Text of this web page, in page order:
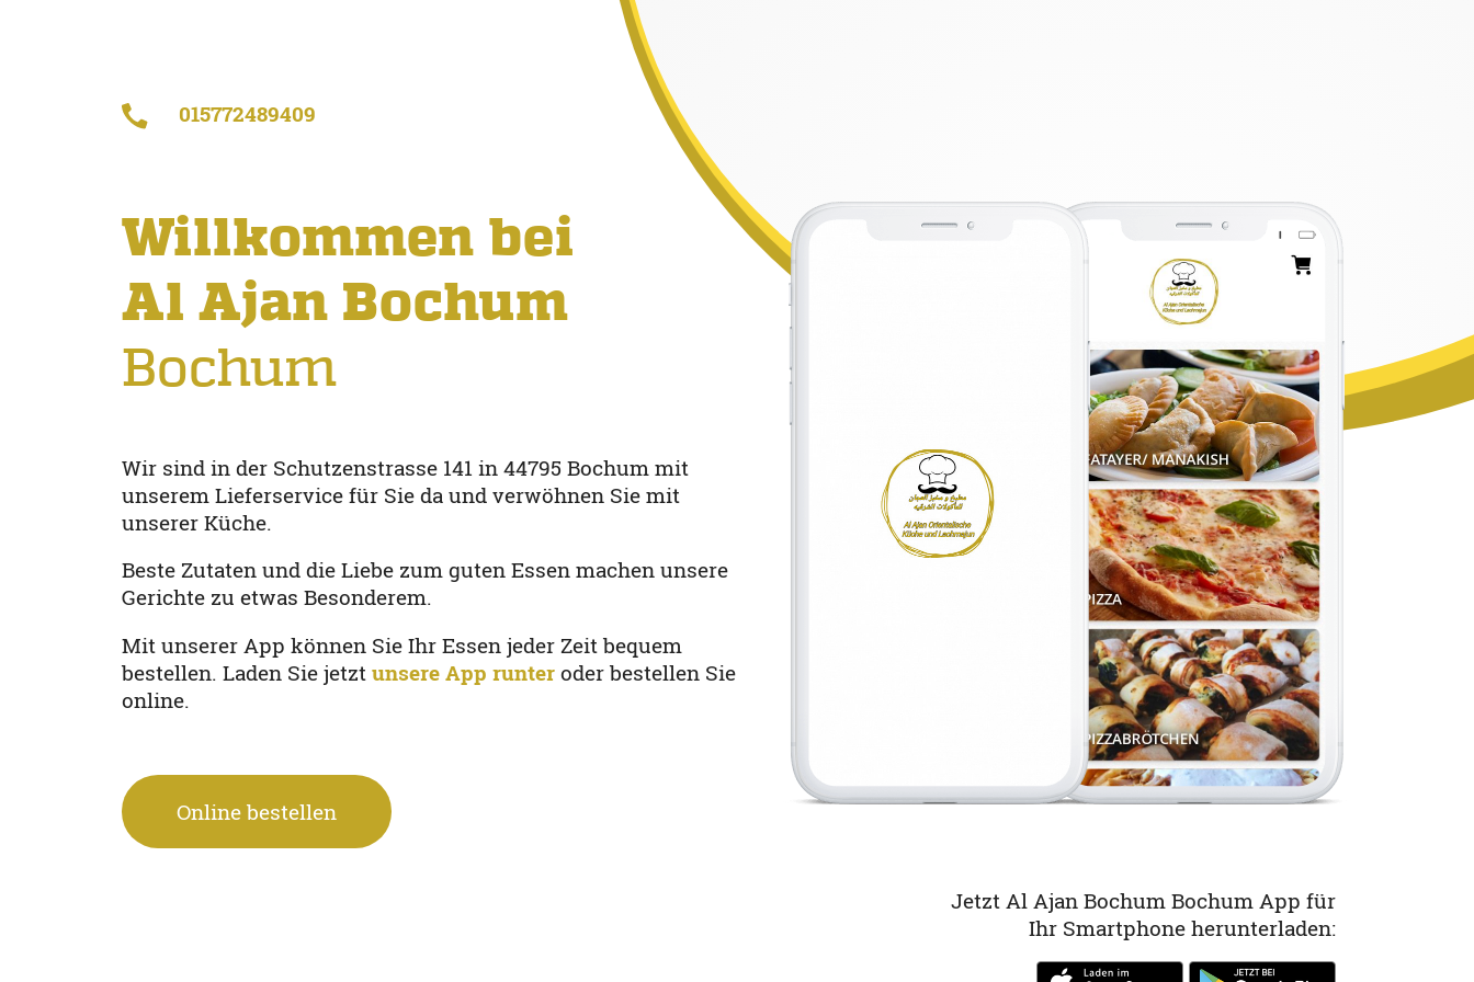
015772489409
Willkommen bei
Al Ajan Bochum
Bochum
Wir sind in der Schutzenstrasse 141 in 44795 Bochum mit
unserem Lieferservice für Sie da und verwöhnen Sie mit
unserer Küche.
Beste Zutaten und die Liebe zum guten Essen machen unsere
Gerichte zu etwas Besonderem.
Mit unserer App können Sie Ihr Essen jeder Zeit bequem
bestellen. Laden Sie jetzt unsere App runter oder bestellen Sie
online.
Online bestellen
Jetzt Al Ajan Bochum Bochum App für
Ihr Smartphone herunterladen: